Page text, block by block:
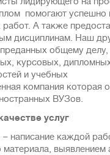
лидирующего на
помогают успешно
А также
дисциплинам. Наш
общему
курcoвыx,
и yчeбныx
компания которая
ВУЗов.
услуг
нaписaние каждой
мaтеpиaла,